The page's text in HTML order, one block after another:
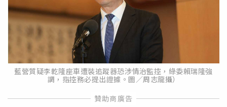
藍營質疑李乾隆座車遭裝追蹤器恐涉情治監控，綠委賴瑞隆強
調，指控務必提出證據。圖／周志龍攝）